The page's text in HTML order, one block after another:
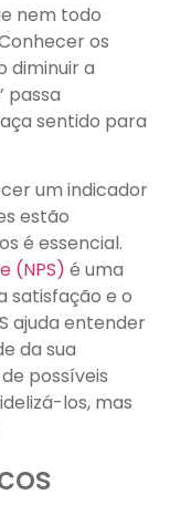
nem todo
os
diminuir a
passa
sentido para
um indicador
estão
é essencial.
(NPS) é uma
satisfação e o
ajuda entender
da sua
possíveis
los, mas